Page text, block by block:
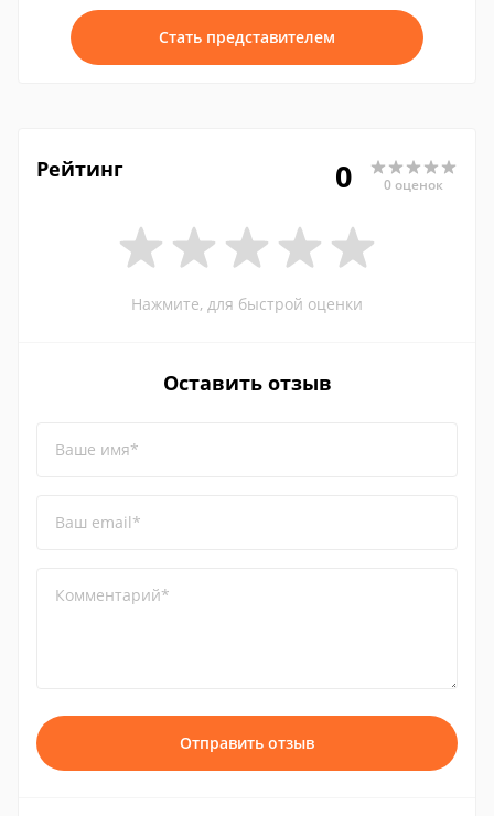
Стать представителем
Рейтинг 0 0 оценок
Нажмите, для быстрой оценки
Оставить отзыв
Ваше имя*
Ваш email*
Комментарий*
Отправить отзыв